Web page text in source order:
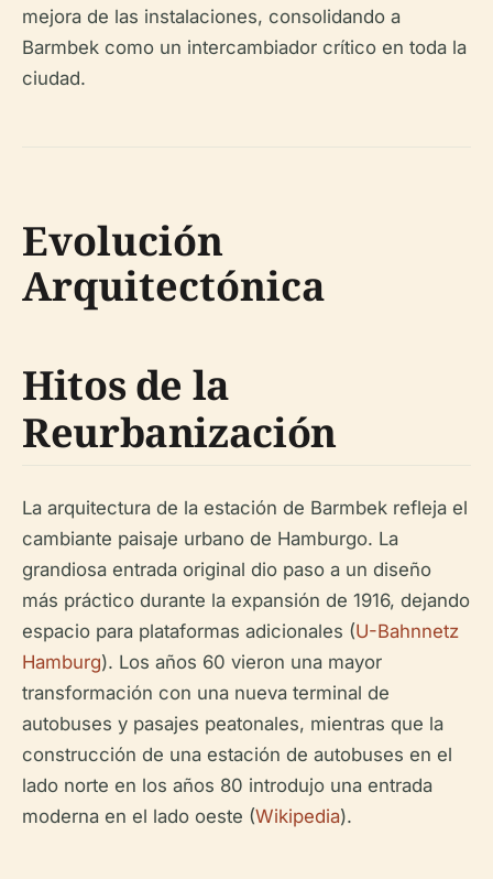
mejora de las instalaciones, consolidando a
Barmbek como un intercambiador crítico en toda la
ciudad.
Evolución
Arquitectónica
Hitos de la
Reurbanización
La arquitectura de la estación de Barmbek refleja el
cambiante paisaje urbano de Hamburgo. La
grandiosa entrada original dio paso a un diseño
más práctico durante la expansión de 1916, dejando
espacio para plataformas adicionales (U-Bahnnetz
Hamburg). Los años 60 vieron una mayor
transformación con una nueva terminal de
autobuses y pasajes peatonales, mientras que la
construcción de una estación de autobuses en el
lado norte en los años 80 introdujo una entrada
moderna en el lado oeste (Wikipedia).